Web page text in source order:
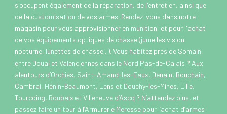
s'occupent également de la réparation, de l'entretien, ainsi que
de la customisation de vos armes. Rendez-vous dans notre
magasin pour vous approvisionner en munition, et pour l'achat
de vos équipements optiques de chasse (jumelles vision
nocturne, lunettes de chasse...). Vous habitez près de Somain,
entre Douai et Valenciennes dans le Nord Pas-de-Calais ? Aux
alentours d’Orchies, Saint-Amand-les-Eaux, Denain, Bouchain,
Cambrai, Hénin-Beaumont, Lens et Douchy-les-Mines, Lille,
Tourcoing, Roubaix et Villeneuve d’Ascq ? N’attendez plus, et
passez faire un tour à l’Armurerie Meresse pour l’achat d’armes